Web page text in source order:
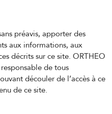
préavis, apporter des
aux informations, aux
décrits sur ce site. ORTHEO
de tous
découler de l’accès à ce
de ce site.